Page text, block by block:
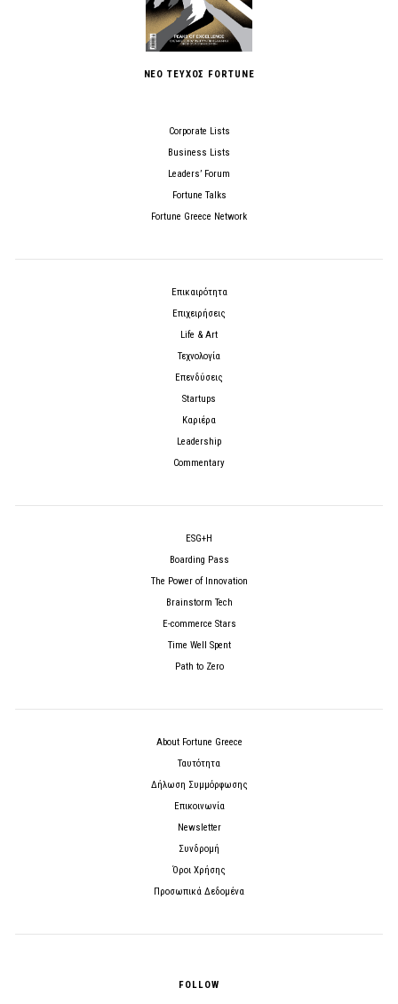
ΝΕΟ ΤΕΥΧΟΣ FORTUNE
Corporate Lists
Business Lists
Leaders’ Forum
Fortune Talks
Fortune Greece Network
Επικαιρότητα
Επιχειρήσεις
Life & Art
Τεχνολογία
Επενδύσεις
Startups
Καριέρα
Leadership
Commentary
ESG+H
Boarding Pass
The Power of Innovation
Brainstorm Tech
E-commerce Stars
Time Well Spent
Path to Zero
About Fortune Greece
Ταυτότητα
Δήλωση Συμμόρφωσης
Επικοινωνία
Newsletter
Συνδρομή
Όροι Χρήσης
Προσωπικά Δεδομένα
FOLLOW